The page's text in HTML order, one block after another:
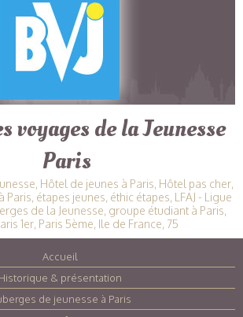
voyages de la Jeunesse
Paris
Hôtel de jeunes à Paris, Hôtel pas cher,
étapes jeunes, éthic étapes, LFAJ - Ligue
de la Jeunesse, groupe étudiant à Paris,
1er, Paris 5ème, Ile de France, 75
Accueil
Historique & présentation
de jeunesse à Paris